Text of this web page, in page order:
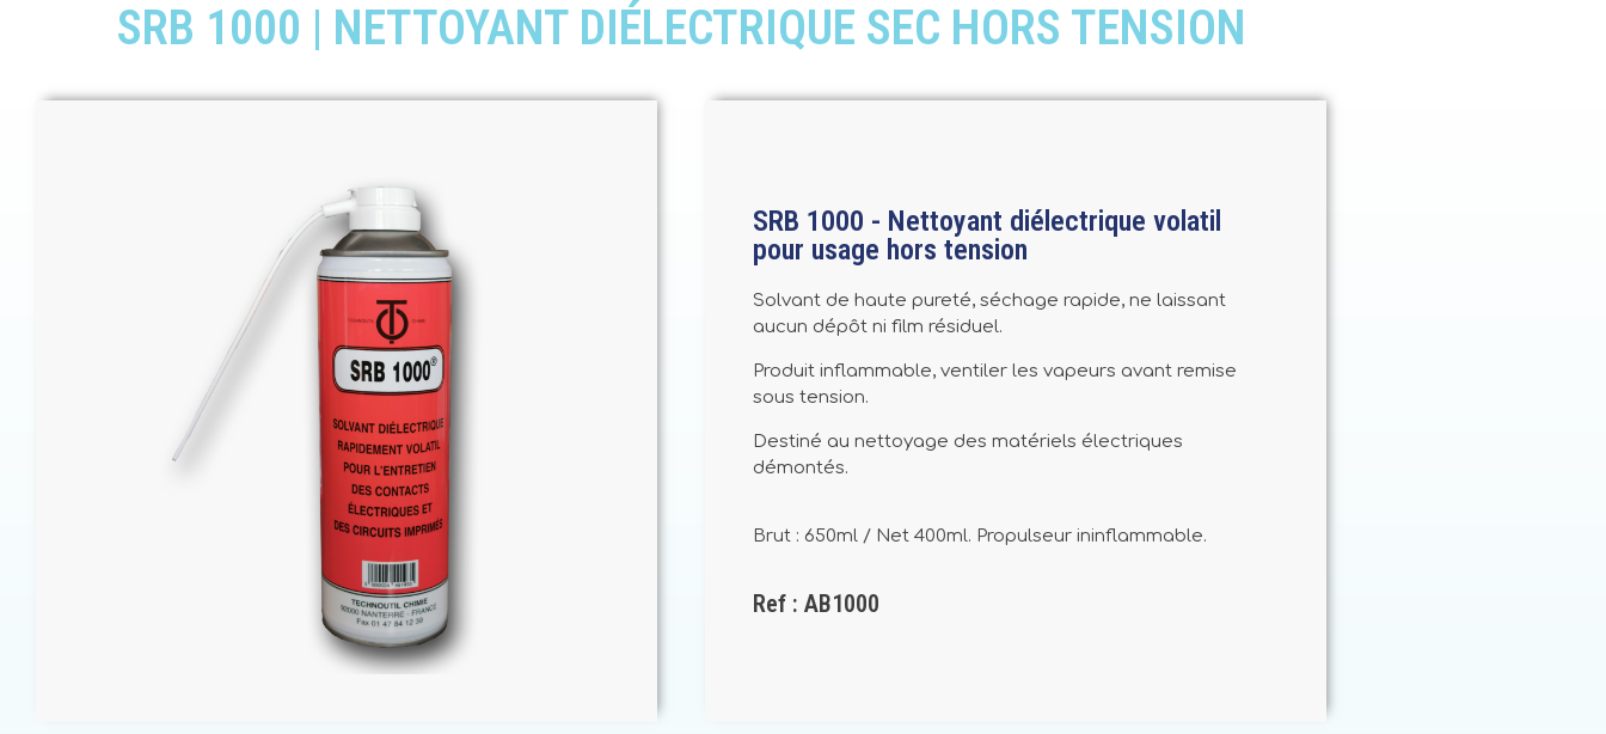
SRB 1000 | NETTOYANT DIÉLECTRIQUE SEC HORS TENSION
SRB 1000 - Nettoyant diélectrique volatil
pour usage hors tension
Solvant de haute pureté, séchage rapide, ne laissant
aucun dépôt ni film résiduel.
Produit inflammable, ventiler les vapeurs avant remise
sous tension.
Destiné au nettoyage des matériels électriques
démontés.
Brut : 650ml / Net 400ml. Propulseur ininflammable.
Ref : AB1000